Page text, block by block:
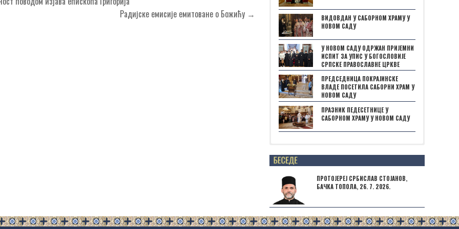
Радијске емисије емитоване о Божићу →
ВИДОВДАН У САБОРНОМ ХРАМУ У
НОВОМ САДУ
У НОВОМ САДУ ОДРЖАН ПРИЈЕМНИ
ИСПИТ ЗА УПИС У БОГОСЛОВИЈЕ
СРПСКЕ ПРАВОСЛАВНЕ ЦРКВЕ
ПРЕДСЕДНИЦА ПОКРАЈИНСКЕ
ВЛАДЕ ПОСЕТИЛА САБОРНИ ХРАМ У
НОВОМ САДУ
ПРАЗНИК ПЕДЕСЕТНИЦЕ У
САБОРНОМ ХРАМУ У НОВОМ САДУ
Posts not found
ПРОТОЈЕРЕЈ СРБИСЛАВ СТОЈАНОВ,
БАЧКА ТОПОЛА, 26. 7. 2026.